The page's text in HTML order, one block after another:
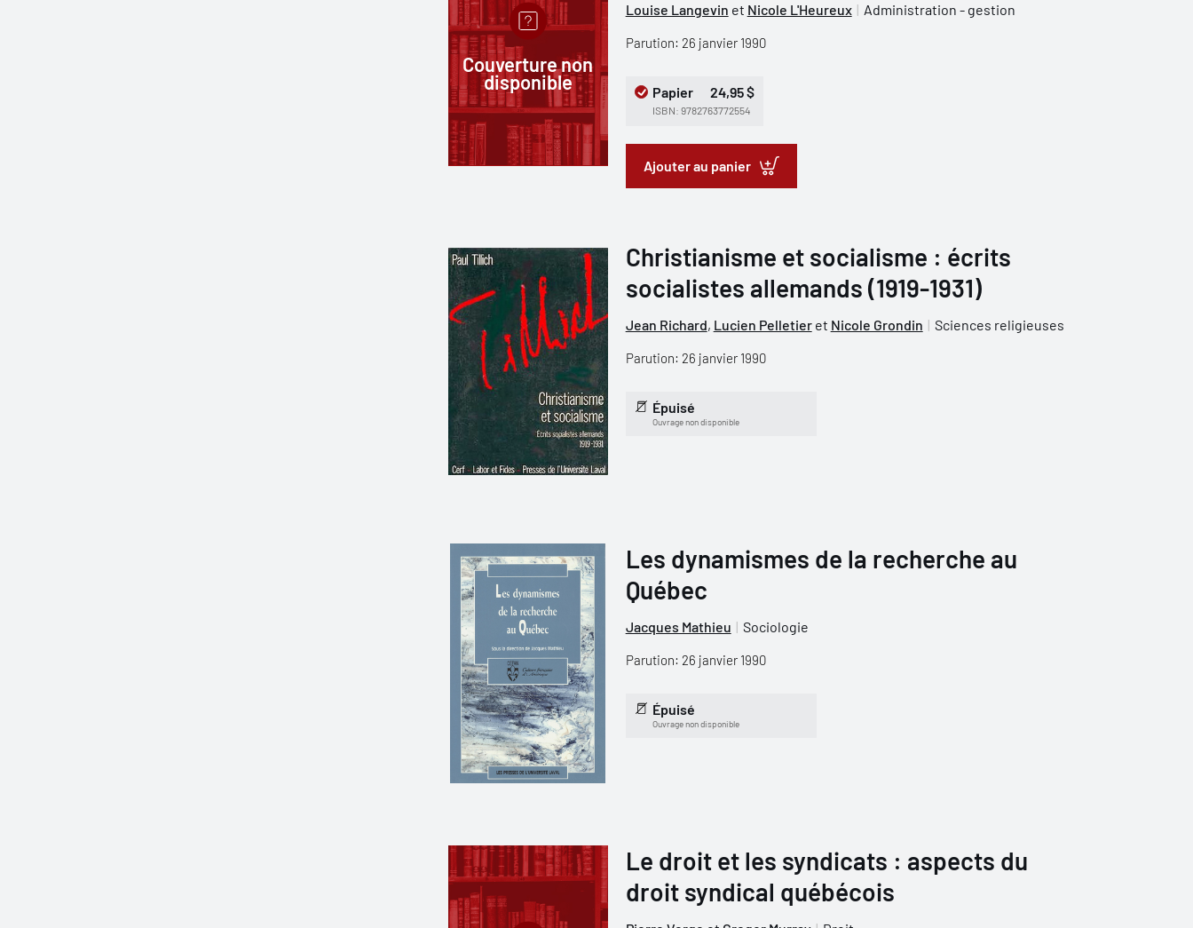
Couverture non
disponible
Louise Langevin et Nicole L'Heureux Administration - gestion
Parution: 26 janvier 1990
Papier 24,95 $
ISBN: 9782763772554
Ajouter au panier
Christianisme et socialisme : écrits
socialistes allemands (1919-1931)
Jean Richard, Lucien Pelletieret Nicole Grondin Sciences religieuses
Parution: 26 janvier 1990
Épuisé
Ouvrage non disponible
Les dynamismes de la recherche au
Québec
Jacques Mathieu Sociologie
Parution: 26 janvier 1990
Épuisé
Ouvrage non disponible
Le droit et les syndicats : aspects du
droit syndical québécois